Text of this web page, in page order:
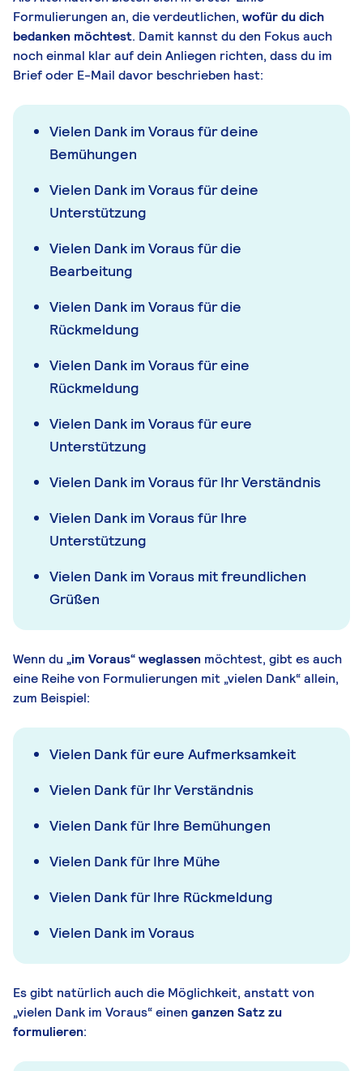
Formulierungen an, die verdeutlichen, wofür du dich
bedanken möchtest. Damit kannst du den Fokus auch
noch einmal klar auf dein Anliegen richten, dass du im
Brief oder E-Mail davor beschrieben hast:
Vielen Dank im Voraus für deine
Bemühungen
Vielen Dank im Voraus für deine
Unterstützung
Vielen Dank im Voraus für die
Bearbeitung
Vielen Dank im Voraus für die
Rückmeldung
Vielen Dank im Voraus für eine
Rückmeldung
Vielen Dank im Voraus für eure
Unterstützung
Vielen Dank im Voraus für Ihr Verständnis
Vielen Dank im Voraus für Ihre
Unterstützung
Vielen Dank im Voraus mit freundlichen
Grüßen
Wenn du „im Voraus“ weglassen möchtest, gibt es auch
eine Reihe von Formulierungen mit „vielen Dank“ allein,
zum Beispiel:
Vielen Dank für eure Aufmerksamkeit
Vielen Dank für Ihr Verständnis
Vielen Dank für Ihre Bemühungen
Vielen Dank für Ihre Mühe
Vielen Dank für Ihre Rückmeldung
Vielen Dank im Voraus
Es gibt natürlich auch die Möglichkeit, anstatt von
„vielen Dank im Voraus“ einen ganzen Satz zu
formulieren: